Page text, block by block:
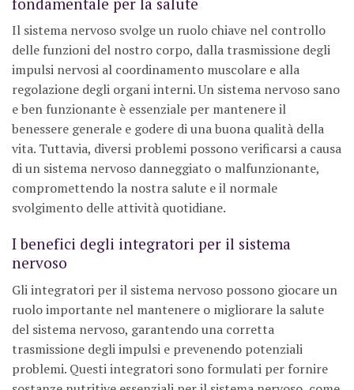
Il sistema nervoso svolge un ruolo chiave nel controllo
delle funzioni del nostro corpo, dalla trasmissione degli
impulsi nervosi al coordinamento muscolare e alla
regolazione degli organi interni. Un sistema nervoso sano
e ben funzionante è essenziale per mantenere il
benessere generale e godere di una buona qualità della
vita. Tuttavia, diversi problemi possono verificarsi a causa
di un sistema nervoso danneggiato o malfunzionante,
compromettendo la nostra salute e il normale
svolgimento delle attività quotidiane.
I benefici degli integratori per il sistema
nervoso
Gli integratori per il sistema nervoso possono giocare un
ruolo importante nel mantenere o migliorare la salute
del sistema nervoso, garantendo una corretta
trasmissione degli impulsi e prevenendo potenziali
problemi. Questi integratori sono formulati per fornire